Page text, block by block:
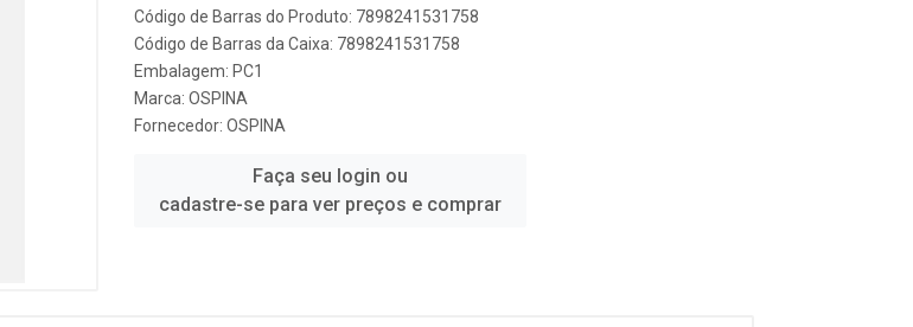
Código de Barras do Produto: 7898241531758
Código de Barras da Caixa: 7898241531758
Embalagem: PC1
Marca: OSPINA
Fornecedor: OSPINA
Faça seu login ou
cadastre-se para ver preços e comprar